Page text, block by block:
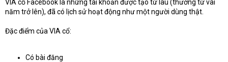
VIA cổ Facebook là những tài khoản được tạo từ lâu (thường từ vài
năm trở lên), đã có lịch sử hoạt động như một người dùng thật.
Đặc điểm của VIA cổ:
Có bài đăng